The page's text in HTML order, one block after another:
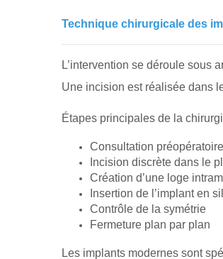
Technique chirurgicale des
L’intervention se déroule sous
Une incision est réalisée dans
Étapes principales de la
Consultation
Incision discrète dans le
Création d’une loge
Insertion de l’implant en
Contrôle de la symétrie
Fermeture plan par plan
Les implants modernes sont